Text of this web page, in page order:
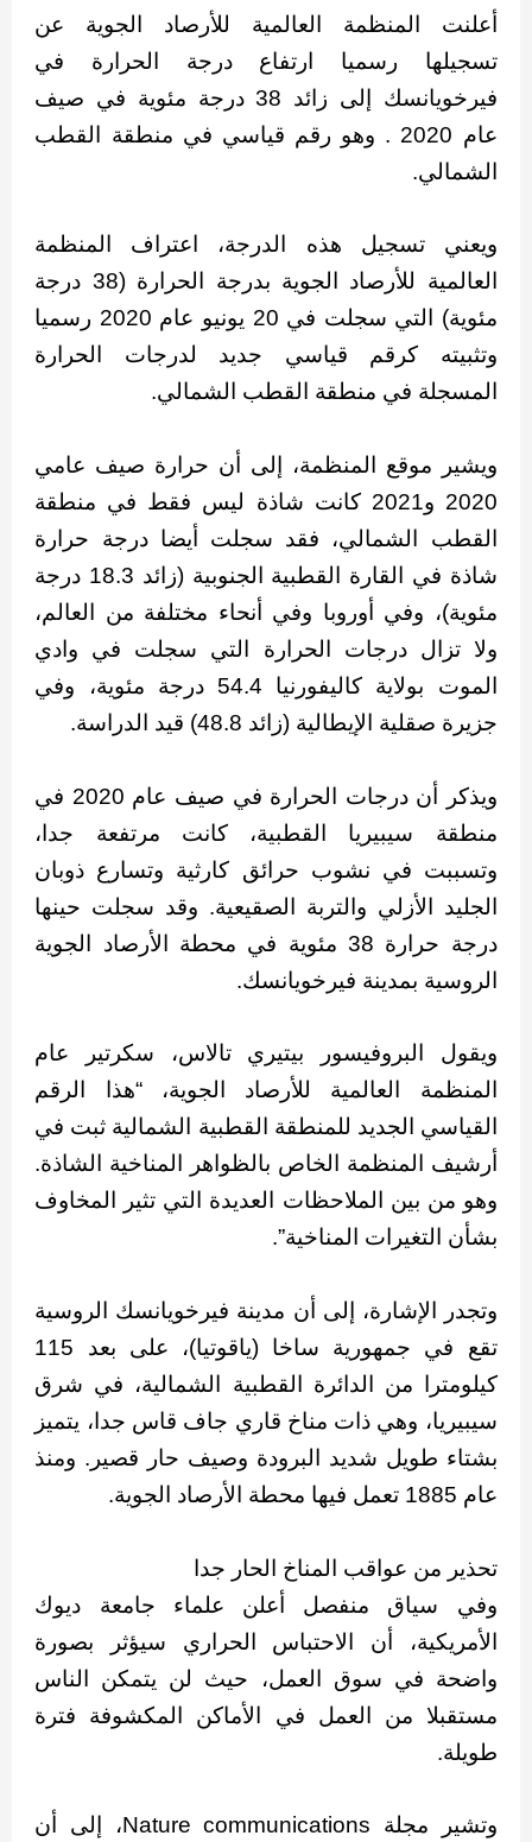
أعلنت المنظمة العالمية للأرصاد الجوية عن
تسجيلها رسميا ارتفاع درجة الحرارة في
فيرخويانسك إلى زائد 38 درجة مئوية في صيف
عام 2020 . وهو رقم قياسي في منطقة القطب
الشمالي.
ويعني تسجيل هذه الدرجة، اعتراف المنظمة
العالمية للأرصاد الجوية بدرجة الحرارة (38 درجة
مئوية) التي سجلت في 20 يونيو عام 2020 رسميا
وتثبيته كرقم قياسي جديد لدرجات الحرارة
المسجلة في منطقة القطب الشمالي.
ويشير موقع المنظمة، إلى أن حرارة صيف عامي
2020 و2021 كانت شاذة ليس فقط في منطقة
القطب الشمالي، فقد سجلت أيضا درجة حرارة
شاذة في القارة القطبية الجنوبية (زائد 18.3 درجة
مئوية)، وفي أوروبا وفي أنحاء مختلفة من العالم،
ولا تزال درجات الحرارة التي سجلت في وادي
الموت بولاية كاليفورنيا 54.4 درجة مئوية، وفي
جزيرة صقلية الإيطالية (زائد 48.8) قيد الدراسة.
ويذكر أن درجات الحرارة في صيف عام 2020 في
منطقة سيبيريا القطبية، كانت مرتفعة جدا،
وتسببت في نشوب حرائق كارثية وتسارع ذوبان
الجليد الأزلي والتربة الصقيعية. وقد سجلت حينها
درجة حرارة 38 مئوية في محطة الأرصاد الجوية
الروسية بمدينة فيرخويانسك.
ويقول البروفيسور بيتيري تالاس، سكرتير عام
المنظمة العالمية للأرصاد الجوية، “هذا الرقم
القياسي الجديد للمنطقة القطبية الشمالية ثبت في
أرشيف المنظمة الخاص بالظواهر المناخية الشاذة.
وهو من بين الملاحظات العديدة التي تثير المخاوف
بشأن التغيرات المناخية”.
وتجدر الإشارة، إلى أن مدينة فيرخويانسك الروسية
تقع في جمهورية ساخا (ياقوتيا)، على بعد 115
كيلومترا من الدائرة القطبية الشمالية، في شرق
سيبيريا، وهي ذات مناخ قاري جاف قاس جدا، يتميز
بشتاء طويل شديد البرودة وصيف حار قصير. ومنذ
عام 1885 تعمل فيها محطة الأرصاد الجوية.
تحذير من عواقب المناخ الحار جدا
وفي سياق منفصل أعلن علماء جامعة ديوك
الأمريكية، أن الاحتباس الحراري سيؤثر بصورة
واضحة في سوق العمل، حيث لن يتمكن الناس
مستقبلا من العمل في الأماكن المكشوفة فترة
طويلة.
وتشير مجلة Nature communications، إلى أن